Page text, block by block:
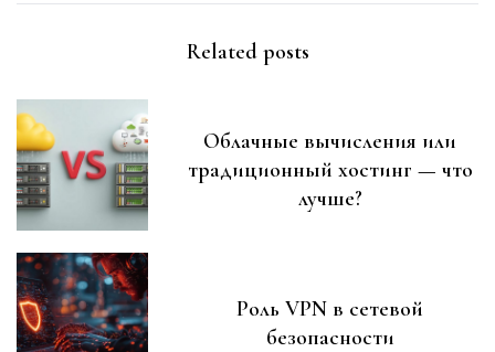
Related posts
Облачные вычисления или
традиционный хостинг — что
лучше?
Роль VPN в сетевой
безопасности